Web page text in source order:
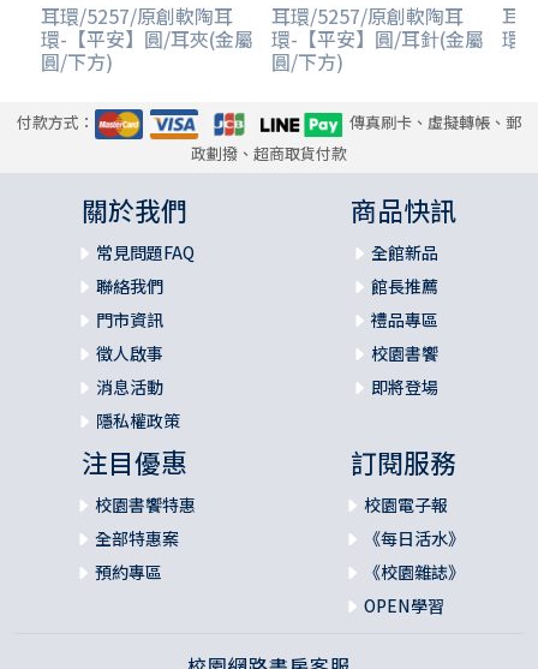
耳環/5257/原創軟陶耳
環-【平安】圓/耳夾(金屬
圓/下方)
耳環/5257/原創軟陶耳
環-【平安】圓/耳針(金屬
圓/下方)
耳
環-
付款方式：
傳真刷卡、虛擬轉帳、郵
政劃撥、超商取貨付款
關於我們
常見問題FAQ
聯絡我們
門市資訊
徵人啟事
消息活動
隱私權政策
商品快訊
全館新品
館長推薦
禮品專區
校園書饗
即將登場
注目優惠
校園書饗特惠
全部特惠案
預約專區
訂閱服務
校園電子報
《每日活水》
《校園雜誌》
OPEN學習